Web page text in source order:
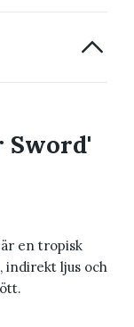
Sword'
är en tropisk
indirekt ljus och